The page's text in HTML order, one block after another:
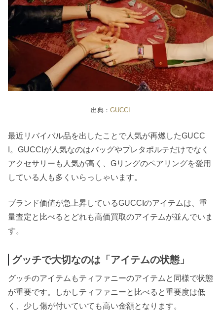
出典： GUCCI
最近リバイバル品を出したことで人気が再燃したGUCC
I。GUCCIが人気なのはバッグやプレタポルテだけでなく
アクセサリーも人気が高く、Gリングのペアリングを愛用
している人も多くいらっしゃいます。
ブランド価値が急上昇しているGUCCIのアイテムは、重
量査定と比べるとどれも高価買取のアイテムが並んでいま
す。
グッチで大切なのは「アイテムの状態」
グッチのアイテムもティファニーのアイテムと同様で状態
が重要です。しかしティファニーと比べると重要度は低
く、少し傷が付いていても高い金額となります。